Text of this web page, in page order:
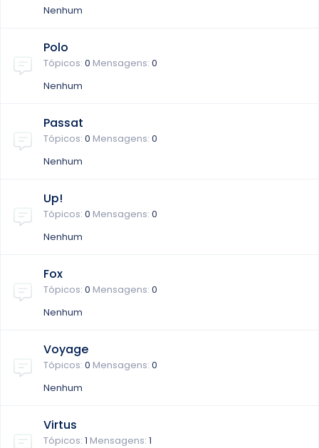
Nenhum
Polo
Tópicos 0 Mensagens 0
Nenhum
Passat
Tópicos 0 Mensagens 0
Nenhum
Up!
Tópicos 0 Mensagens 0
Nenhum
Fox
Tópicos 0 Mensagens 0
Nenhum
Voyage
Tópicos 0 Mensagens 0
Nenhum
Virtus
Tópicos 1 Mensagens 1